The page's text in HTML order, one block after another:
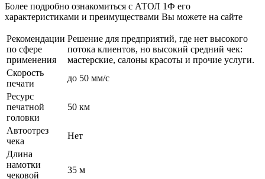
Более подробно ознакомиться с АТОЛ 1Ф его
характеристиками и преимуществами Вы можете на сайте
Рекомендации
по сфере
применения
Решение для предприятий, где нет высокого
потока клиентов, но высокий средний чек:
мастерские, салоны красоты и прочие услуги.
Скорость
печати
до 50 мм/с
Ресурс
печатной
головки
50 км
Автоотрез
чека
Нет
Длина
намотки
чековой
35 м